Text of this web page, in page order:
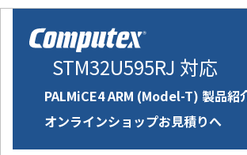
STM32U595RJ 対応
PALMiCE4 ARM (Model-T) 製品紹
オンラインショップお見積りへ